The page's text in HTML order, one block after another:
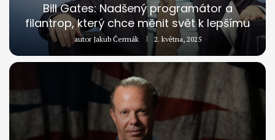
Bill Gates: Nadšený programátor a
filantrop, který chce měnit svět k lepšímu
autorJakub Čermák 2. května, 2025